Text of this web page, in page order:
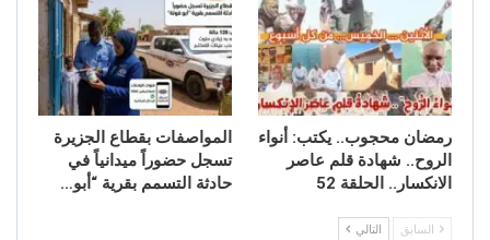
رمضان محجوب.. يكتب: أنواء
الروح.. شهادة قلم عاصر
الانكسار.. الحلقة 52
المواصفات بقطاع الجزيرة
تسجل حضوراً ميدانياً في
حادثة التسمم بقرية “أبو…
السابق التالي